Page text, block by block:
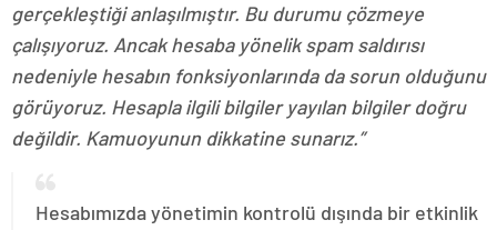
gerçekleştiği anlaşılmıştır. Bu durumu çözmeye
çalışıyoruz. Ancak hesaba yönelik spam saldırısı
nedeniyle hesabın fonksiyonlarında da sorun olduğunu
görüyoruz. Hesapla ilgili bilgiler yayılan bilgiler doğru
değildir. Kamuoyunun dikkatine sunarız.”
Hesabımızda yönetimin kontrolü dışında bir etkinlik